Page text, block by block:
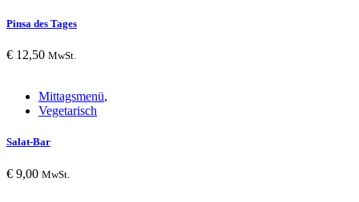
Pinsa des Tages
€ 12,50 MwSt.
Mittagsmenü,
Vegetarisch
Salat-Bar
€ 9,00 MwSt.